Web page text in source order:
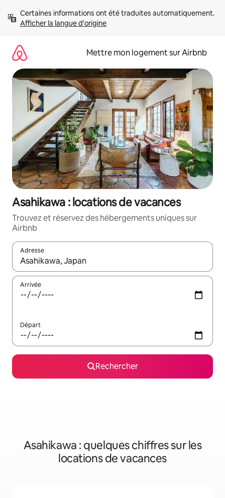
directement
Afficher la langue d'origine
Mettre mon logement sur Airbnb
Asahikawa : locations de vacances
Trouvez et réservez des hébergements uniques sur
Airbnb
Adresse
Lorsque les résultats s'affichent, utilisez les flèches vers le
Arrivée
Départ
Rechercher
Asahikawa : quelques chiffres sur les
locations de vacances